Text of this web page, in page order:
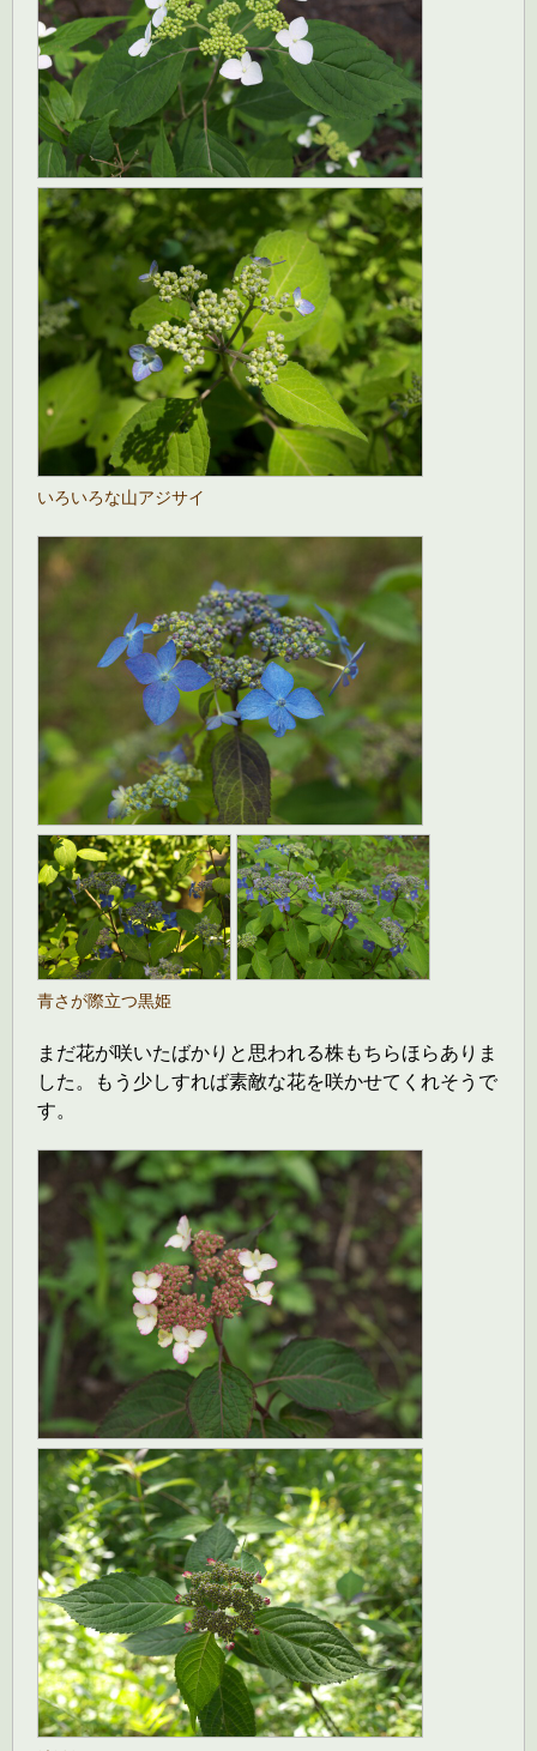
いろいろな山アジサイ
青さが際立つ黒姫
まだ花が咲いたばかりと思われる株もちらほらありま
した。もう少しすれば素敵な花を咲かせてくれそうで
す。